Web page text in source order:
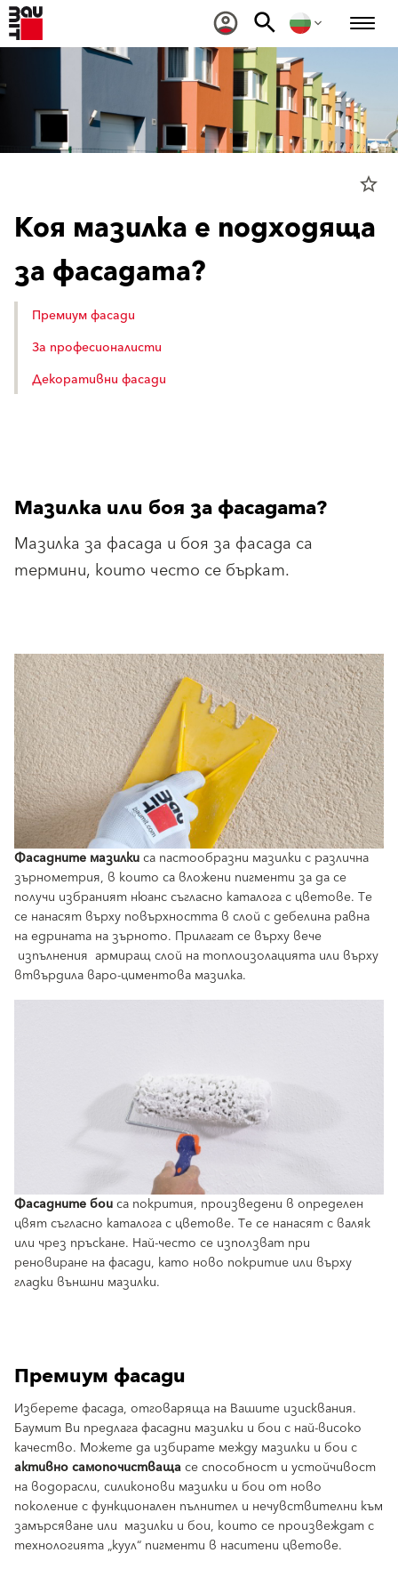
star_border
Коя мазилка е подходяща
за фасадата?
Премиум фасади
За професионалисти
Декоративни фасади
Мазилка или боя за фасадата?
Мазилка за фасада и боя за фасада са
термини, които често се бъркат.
Фасадните мазилкиса пастообразни мазилки с различна
зърнометрия, в които са вложени пигменти за да се
получи избраният нюанс съгласно каталога с цветове. Те
се нанасят върху повърхността в слой с дебелина равна
на едрината на зърното. Прилагат се върху вече
изпълнения армиращ слой на топлоизолацията или върху
втвърдила варо-циментова мазилка.
Фасадните боиса покрития, произведени в определен
цвят съгласно каталога с цветове. Те се нанасят с валяк
или чрез пръскане. Най-често се използват при
реновиране на фасади, като ново покритие или върху
гладки външни мазилки.
Премиум фасади
Изберете фасада, отговаряща на Вашите изисквания.
Баумит Ви предлага фасадни мазилки и бои с най-високо
качество. Можете да избирате между мазилки и бои с
активно самопочистващасе способност и устойчивост
на водорасли, силиконови мазилки и бои от ново
поколение с функционален пълнител и нечувствителни към
замърсяване или мазилки и бои, които се произвеждат с
технологията „куул“ пигменти в наситени цветове.